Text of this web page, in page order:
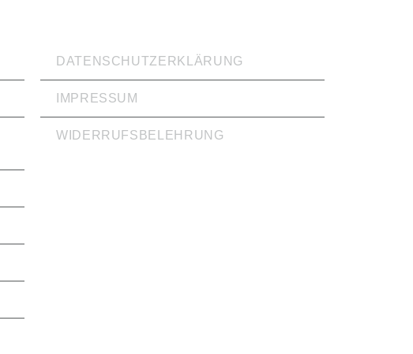
DATENSCHUTZERKLÄRUNG
IMPRESSUM
WIDERRUFSBELEHRUNG